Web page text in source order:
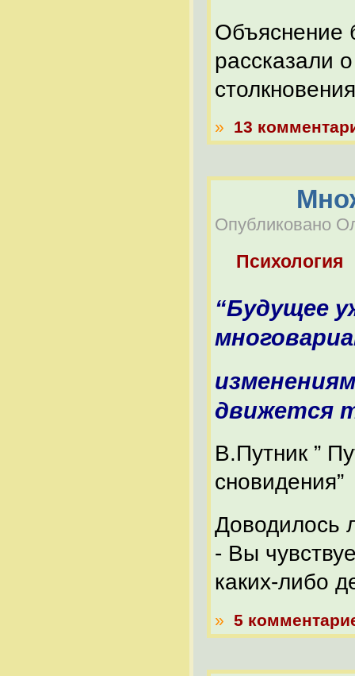
Объяснение
рассказали
» 13
Опубликовано
Психология
“Будущее
движется
В.Путник ”
сновидения”
Доводилось
- Вы
каких-либо
» 5